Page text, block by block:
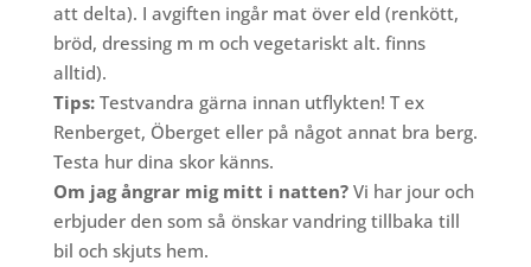
att delta). I avgiften ingår mat över eld (renkött,
bröd, dressing m m och vegetariskt alt. finns
alltid).
Tips: Testvandra gärna innan utflykten! T ex
Renberget, Öberget eller på något annat bra berg.
Testa hur dina skor känns.
Om jag ångrar mig mitt i natten?Vi har jour och
erbjuder den som så önskar vandring tillbaka till
bil och skjuts hem.